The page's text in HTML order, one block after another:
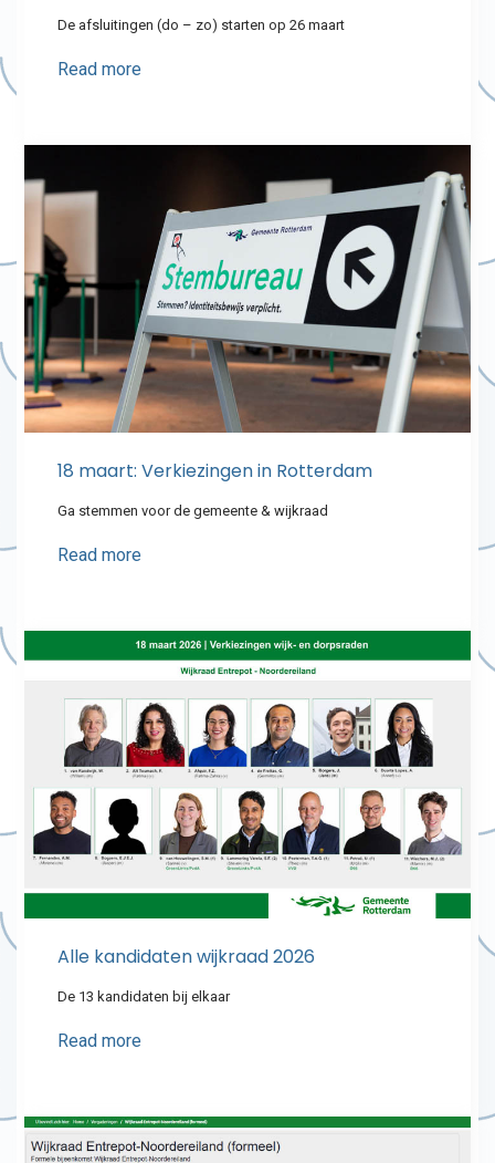
De afsluitingen (do – zo) starten op 26 maart
Read more
18 maart: Verkiezingen in Rotterdam
Ga stemmen voor de gemeente & wijkraad
Read more
Alle kandidaten wijkraad 2026
De 13 kandidaten bij elkaar
Read more